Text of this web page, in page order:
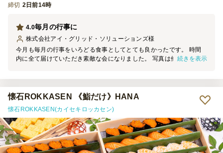
締切 2日前14時
毎月の行事に
4.0
株式会社アイ・グリッド・ソリューションズ様
今月も毎月の行事をいろどる食事としてとても良かったです。 時間
内に全て届けていただき素敵な会になりました。 写真は他で頼んだ
続きを表示
懐石ROKKASEN 《鮨だけ》HANA
懐石ROKKASEN(カイセキロッカセン)